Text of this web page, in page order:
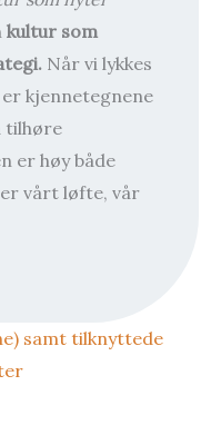
kultur som
Når vi lykkes
kjennetegnene
tilhøre
er høy både
vårt løfte, vår
samt tilknyttede